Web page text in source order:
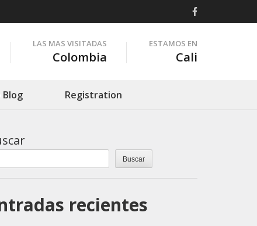
LAS MAS VISITADAS
Colombia
ESTAMOS EN
Cali
Blog Registration
Buscar
recientes